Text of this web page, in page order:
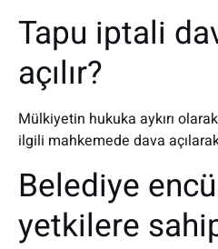
Tapu iptali
açılır?
Mülkiyetin hukuka aykırı
ilgili mahkemede dava
Belediye
yetkilere